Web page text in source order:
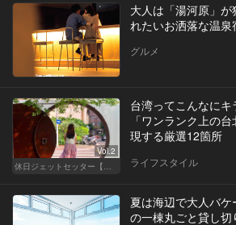
大人は「湯河原」
れたいお洒落な温泉
グルメ
Vol.2
休日ジェットセッター【厳選スポット編】
台湾ってこんなに
「ワンランク上の
現する厳選12箇所
ライフスタイル
夏は海辺で大人バ
の一棟丸ごと貸し